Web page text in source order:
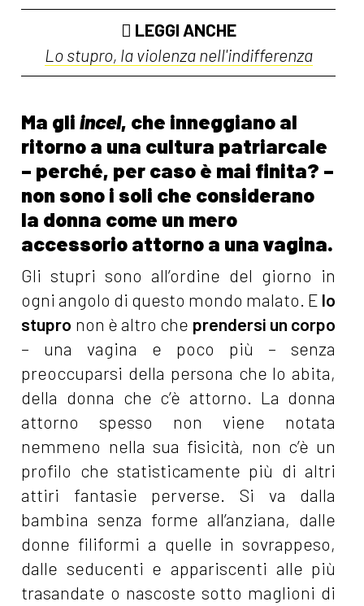
LEGGI ANCHE
Lo stupro, la violenza nell'indifferenza
Ma gliincel, che inneggiano al
ritorno a una cultura patriarcale
– perché, per caso è mai finita? –
non sono i soli che considerano
la donna come un mero
accessorio attorno a una vagina.
Gli stupri sono all’ordine del giorno in
ogni angolo di questo mondo malato. E lo
stupro non è altro che prendersi un corpo
– una vagina e poco più – senza
preoccuparsi della persona che lo abita,
della donna che c’è attorno. La donna
attorno spesso non viene notata
nemmeno nella sua fisicità, non c’è un
profilo che statisticamente più di altri
attiri fantasie perverse. Si va dalla
bambina senza forme all’anziana, dalle
donne filiformi a quelle in sovrappeso,
dalle seducenti e appariscenti alle più
trasandate o nascoste sotto maglioni di